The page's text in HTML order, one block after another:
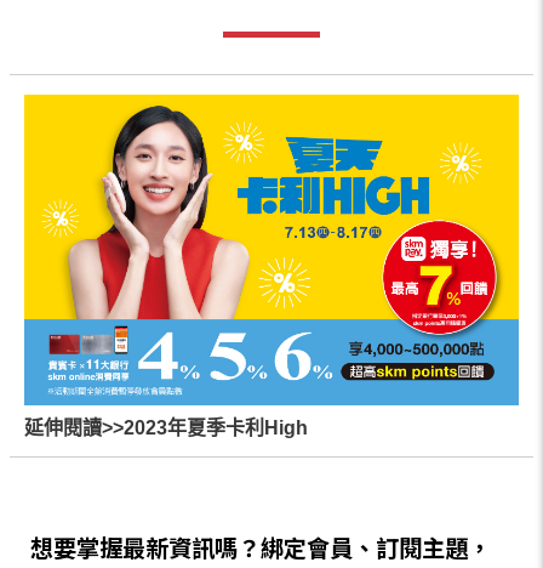
延伸閱讀>>2023年夏季卡利High
想要掌握最新資訊嗎？綁定會員、訂閱主題，